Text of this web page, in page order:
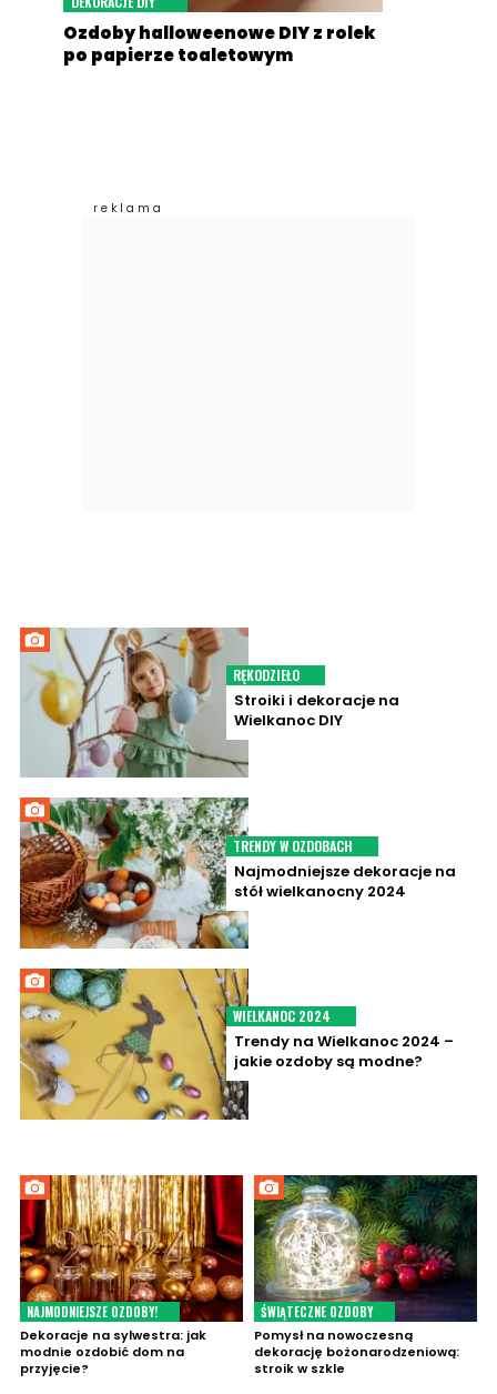
Ozdoby halloweenowe DIY z rolek
po papierze toaletowym
RĘKODZIEŁO
Stroiki i dekoracje na
Wielkanoc DIY
TRENDY W OZDOBACH
Najmodniejsze dekoracje na
stół wielkanocny 2024
WIELKANOC 2024
Trendy na Wielkanoc 2024 –
jakie ozdoby są modne?
NAJMODNIEJSZE OZDOBY!
Dekoracje na sylwestra: jak
modnie ozdobić dom na
przyjęcie?
ŚWIĄTECZNE OZDOBY
Pomysł na nowoczesną
dekorację bożonarodzeniową:
stroik w szkle